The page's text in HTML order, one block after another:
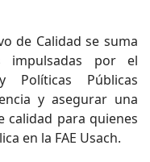
de Calidad se suma
impulsadas por el
Políticas Públicas
y asegurar una
calidad para quienes
en la FAE Usach.